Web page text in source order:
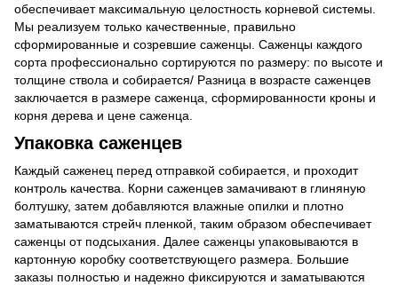
обеспечивает максимальную целостность корневой системы.
Мы реализуем только качественные, правильно
сформированные и созревшие саженцы. Саженцы каждого
сорта профессионально сортируются по размеру: по высоте и
толщине ствола и собирается/ Разница в возрасте саженцев
заключается в размере саженца, сформированности кроны и
корня дерева и цене саженца.
Упаковка саженцев
Каждый саженец перед отправкой собирается, и проходит
контроль качества. Корни саженцев замачивают в глиняную
болтушку, затем добавляются влажные опилки и плотно
заматываются стрейч пленкой, таким образом обеспечивает
саженцы от подсыхания. Далее саженцы упаковываются в
картонную коробку соответствующего размера. Большие
заказы полностью и надежно фиксируются и заматываются